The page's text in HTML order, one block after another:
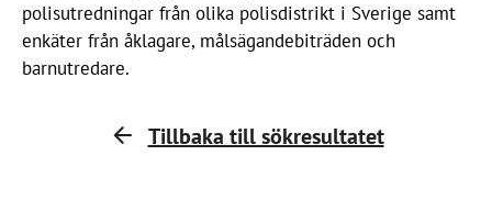
polisutredningar från olika polisdistrikt i Sverige samt
enkäter från åklagare, målsägandebiträden och
barnutredare.
Tillbaka till sökresultatet